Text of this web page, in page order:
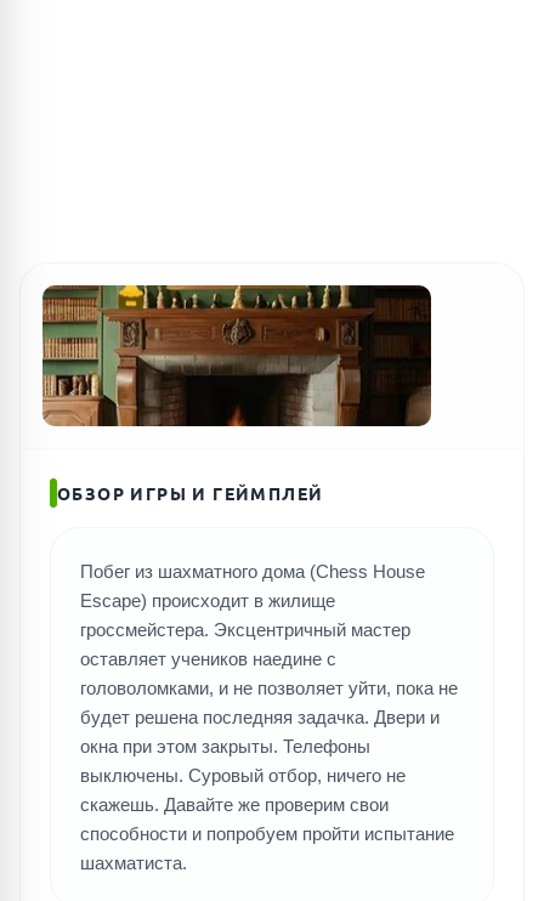
ОБЗОР ИГРЫ И ГЕЙМПЛЕЙ
Побег из шахматного дома (Chess House
Escape) происходит в жилище
гроссмейстера. Эксцентричный мастер
оставляет учеников наедине с
головоломками, и не позволяет уйти, пока не
будет решена последняя задачка. Двери и
окна при этом закрыты. Телефоны
выключены. Суровый отбор, ничего не
скажешь. Давайте же проверим свои
способности и попробуем пройти испытание
шахматиста.